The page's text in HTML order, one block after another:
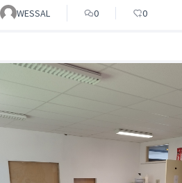
WESSAL 0 0